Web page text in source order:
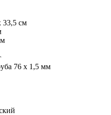
33,5 см
76 x 1,5 мм